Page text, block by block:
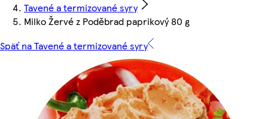
Tavené a termizované syry
Milko Žervé z Poděbrad paprikový 80 g
Späť na Tavené a termizované syry